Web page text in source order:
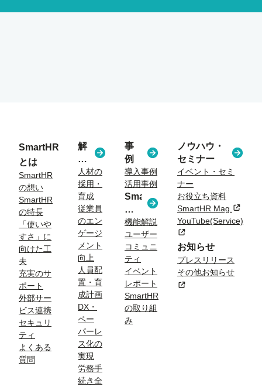
SmartHR
とは
SmartHR
の想い
SmartHR
の特長
「使いや
すさ」に
向けた工
夫
充実のサ
ポート
外部サー
ビス連携
セキュリ
ティ
よくある
質問
解
決
す
る
課
題
人材の
採用・
育成
従業員
のエン
ゲージ
メント
向上
人員配
置・育
成計画
DX・
ペー
パーレ
ス化の
実現
労務手
続き全
事
例
導入事例
活用事例
SmartHR
コ
ラ
ム
機能解説
ユーザー
コミュニ
ティ
イベント
レポート
SmartHR
の取り組
み
ノウハウ・
セミナー
イベント・セミ
ナー
お役立ち資料
SmartHR Mag. 新規タ
YouTube(Service)
新規タブまたはウィン
お知らせ
プレスリリース
その他お知らせ
新規タブまたはウィン